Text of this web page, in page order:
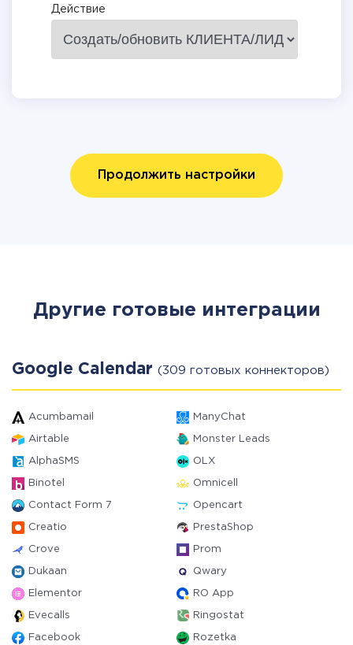
Действие
Продолжить настройки
Другие готовые интеграции
Google Calendar (309 готовых коннекторов)
Acumbamail ManyChat
Airtable Monster Leads
AlphaSMS OLX
Binotel Omnicell
Contact Form 7 Opencart
Creatio PrestaShop
Crove Prom
Dukaan Qwary
Elementor RO App
Evecalls Ringostat
Facebook Rozetka